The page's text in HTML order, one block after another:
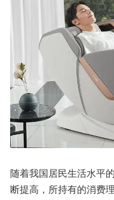
随着我国居民生活水平
断提高，所持有的消费